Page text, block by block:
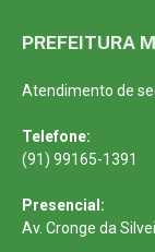
PREFEITURA
Atendimento de
Telefone:
(91) 99165-1391
Presencial:
Av. Cronge da